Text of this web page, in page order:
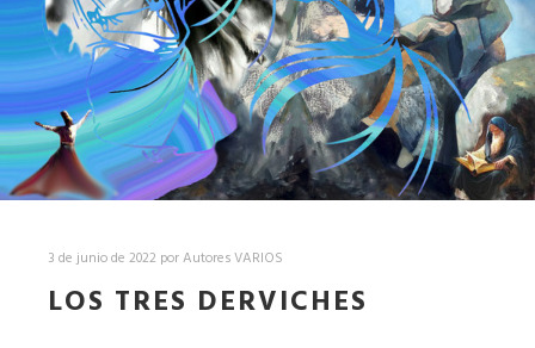
3 de junio de 2022 porAutores VARIOS
LOS TRES DERVICHES